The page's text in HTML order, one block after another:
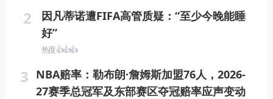
2
因凡蒂诺遭FIFA高管质疑：“至少今晚能睡
好”
热度 👍👍👍
3 NBA赔率：勒布朗·詹姆斯加盟76人，2026-
27赛季总冠军及东部赛区夺冠赔率应声变动